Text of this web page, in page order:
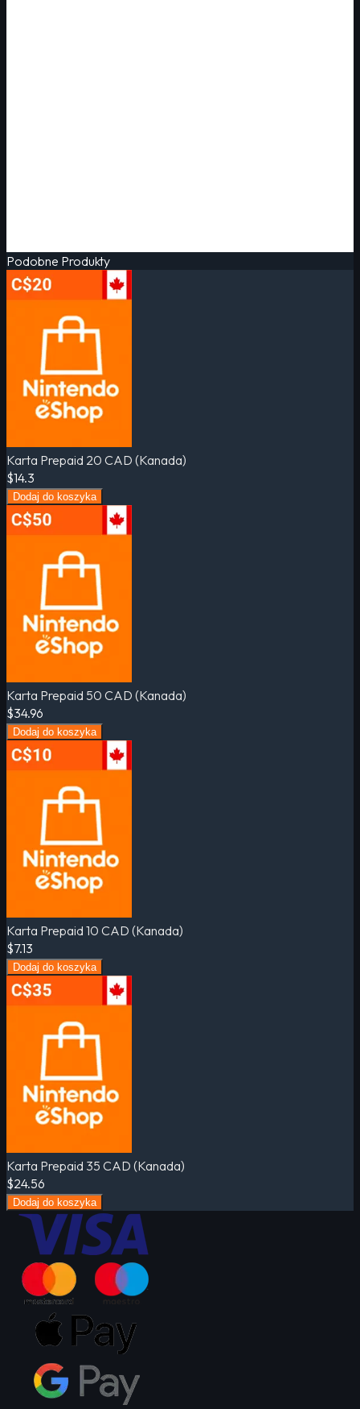
Podobne Produkty
Karta Prepaid 20 CAD (Kanada)
$14.3
Dodaj do koszyka
Karta Prepaid 50 CAD (Kanada)
$34.96
Dodaj do koszyka
Karta Prepaid 10 CAD (Kanada)
$7.13
Dodaj do koszyka
Karta Prepaid 35 CAD (Kanada)
$24.56
Dodaj do koszyka